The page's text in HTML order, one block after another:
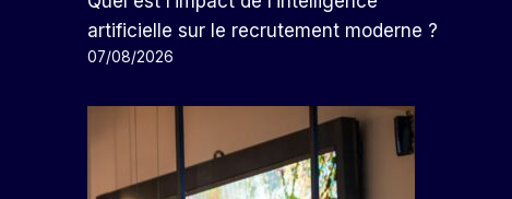
artificielle sur le recrutement moderne ?
07/08/2026